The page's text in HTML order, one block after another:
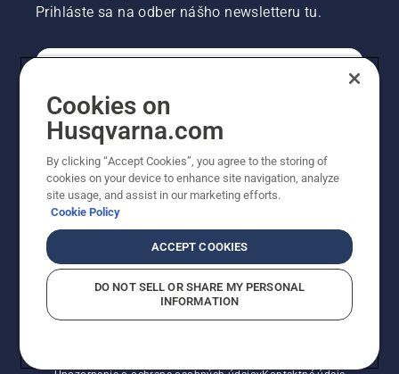
Prihláste sa na odber nášho newsletteru tu.
PROFESIONÁLNE
Cookies on
Husqvarna.com
By clicking “Accept Cookies”, you agree to the storing of
cookies on your device to enhance site navigation, analyze
site usage, and assist in our marketing efforts.
Cookie Policy
ACCEPT COOKIES
DO NOT SELL OR SHARE MY PERSONAL
INFORMATION